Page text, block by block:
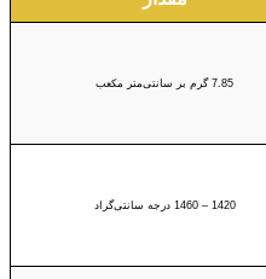
7.85 گرم بر سانتی‌متر مکعب
1420 – 1460 درجه سانتی‌گراد